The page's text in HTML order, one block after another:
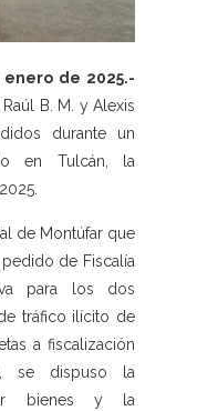
enero de 2025.-
B. M. y Alexis
durante un
en Tulcán, la
de Montúfar que
de Fiscalía
para los dos
tráfico ilícito de
a fiscalización
se dispuso la
bienes y la